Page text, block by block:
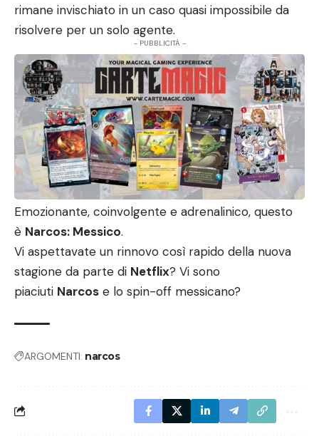
rimane invischiato in un caso quasi impossibile da
risolvere per un solo agente.
- PUBBLICITÀ -
Emozionante, coinvolgente e adrenalinico, questo
è Narcos: Messico.
Vi aspettavate un rinnovo così rapido della nuova
stagione da parte di Netflix? Vi sono
piaciuti Narcos e lo spin-off messicano?
ARGOMENTI: narcos